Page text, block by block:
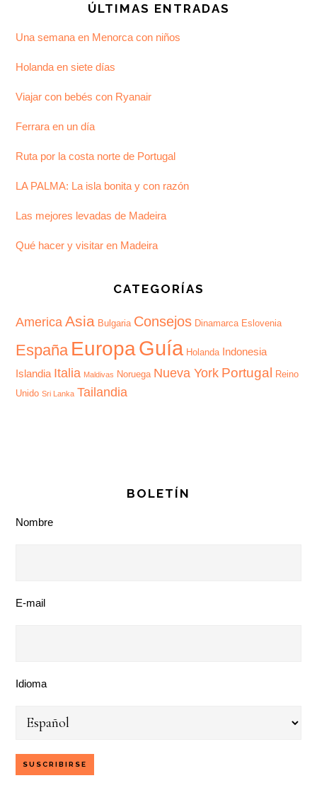
ÚLTIMAS ENTRADAS
Una semana en Menorca con niños
Holanda en siete días
Viajar con bebés con Ryanair
Ferrara en un día
Ruta por la costa norte de Portugal
LA PALMA: La isla bonita y con razón
Las mejores levadas de Madeira
Qué hacer y visitar en Madeira
CATEGORÍAS
America Asia Bulgaria Consejos Dinamarca Eslovenia
España EuropaGuía Holanda Indonesia
Islandia Italia Maldivas Noruega Nueva York Portugal Reino
Unido Sri Lanka Tailandia
BOLETÍN
Nombre
E-mail
Idioma